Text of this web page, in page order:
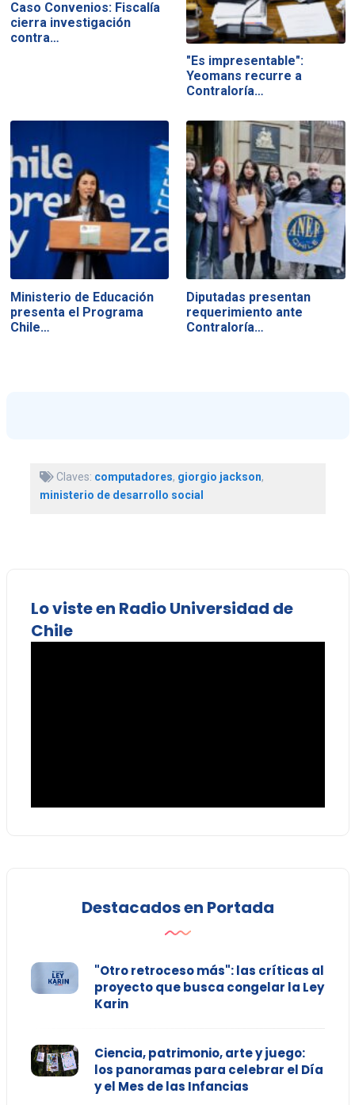
Caso Convenios: Fiscalía
cierra investigación
contra…
"Es impresentable":
Yeomans recurre a
Contraloría…
Ministerio de Educación
presenta el Programa
Chile…
Diputadas presentan
requerimiento ante
Contraloría…
Claves: computadores, giorgio jackson,
ministerio de desarrollo social
Lo viste en Radio Universidad de
Chile
Destacados en Portada
"Otro retroceso más": las críticas al
proyecto que busca congelar la Ley
Karin
Ciencia, patrimonio, arte y juego:
los panoramas para celebrar el Día
y el Mes de las Infancias